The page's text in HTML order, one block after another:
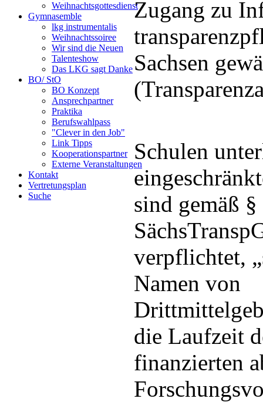
Weihnachtsgottesdienst
Gymnasemble
lkg instrumentalis
Weihnachtssoiree
Wir sind die Neuen
Talenteshow
Das LKG sagt Danke
BO/ StO
BO Konzept
Ansprechpartner
Praktika
Berufswahlpass
"Clever in den Job"
Link Tipps
Kooperationspartner
Externe Veranstaltungen
Kontakt
Vertretungsplan
Suche
Zugang zu
Sachsen
Schulen
sind gemäß
verpflichtet,
Namen von
die Laufzeit
finanzierten